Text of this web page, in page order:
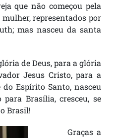
que não começou pela
representados por
mas nasceu da santa
de Deus, para a glória
Jesus Cristo, para a
Espírito Santo, nasceu
Brasília, cresceu, se
Brasil!
Graças a